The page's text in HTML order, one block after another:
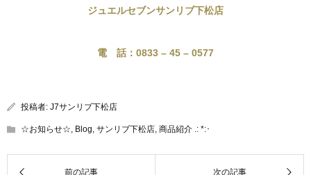
ジュエルセブンサンリブ下松店
電 話：0833 – 45 – 0577
投稿者: J7サンリブ下松店
☆お知らせ☆, Blog, サンリブ下松店, 商品紹介 .: *:･